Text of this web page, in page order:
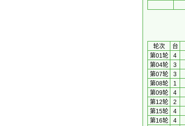
轮次 台
第01轮
4
第04轮
3
第07轮
3
第08轮
1
第09轮
4
第12轮
2
第15轮
4
第16轮
4